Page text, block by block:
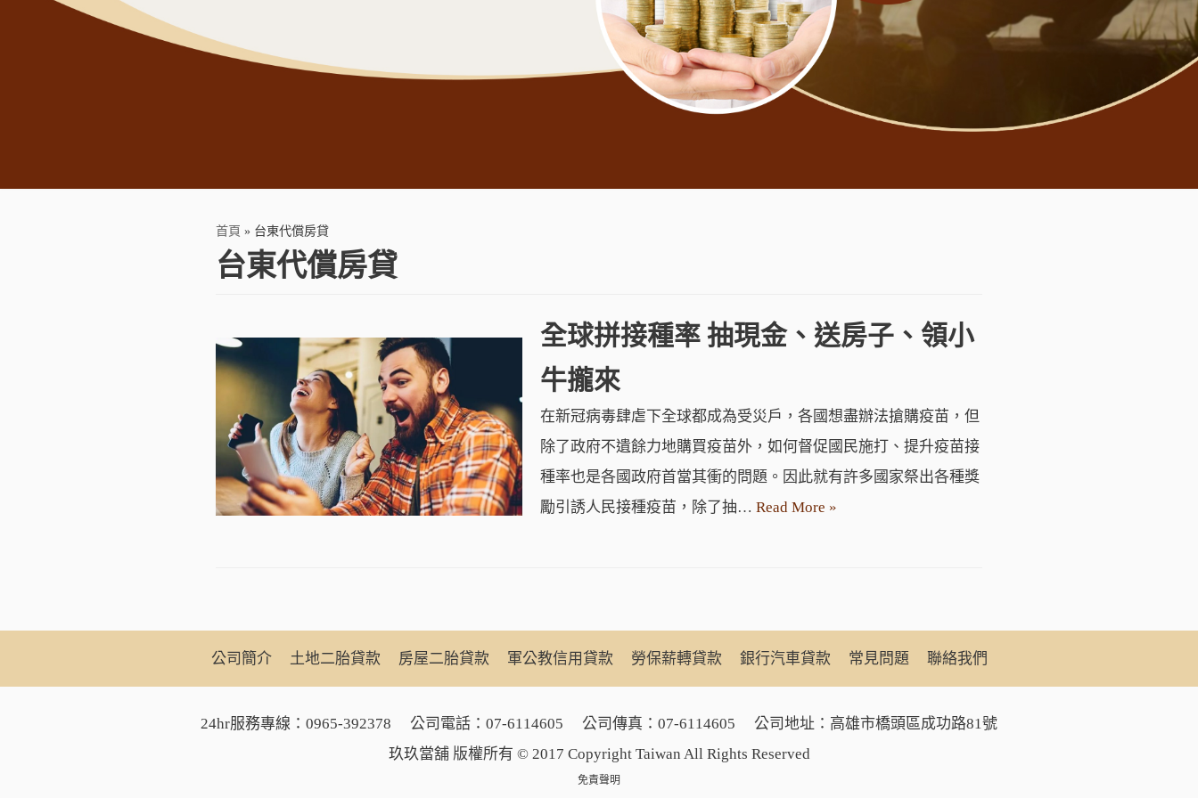
首頁 » 台東代償房貸
台東代償房貸
全球拼接種率 抽現金、送房子、領小
牛攏來
在新冠病毒肆虐下全球都成為受災戶，各國想盡辦法搶購疫苗，但
除了政府不遺餘力地購買疫苗外，如何督促國民施打、提升疫苗接
種率也是各國政府首當其衝的問題。因此就有許多國家祭出各種獎
勵引誘人民接種疫苗，除了抽…Read More »
公司簡介 土地二胎貸款 房屋二胎貸款 軍公教信用貸款 勞保薪轉貸款 銀行汽車貸款 常見問題 聯絡我們
24hr服務專線： 0965-392378 公司電話： 07-6114605 公司傳真：07-6114605
公司地址：高雄市橋頭區成功路81號
玖玖當舖 版權所有 © 2017 Copyright Taiwan All Rights Reserved
免責聲明